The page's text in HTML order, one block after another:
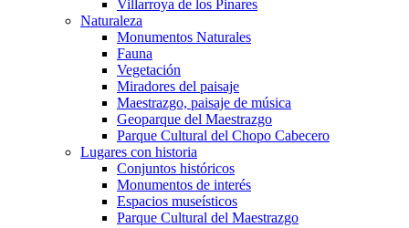
Villarroya de los Pinares
Naturaleza
Monumentos Naturales
Fauna
Vegetación
Miradores del paisaje
Maestrazgo, paisaje de música
Geoparque del Maestrazgo
Parque Cultural del Chopo Cabecero
Lugares con historia
Conjuntos históricos
Monumentos de interés
Espacios museísticos
Parque Cultural del Maestrazgo